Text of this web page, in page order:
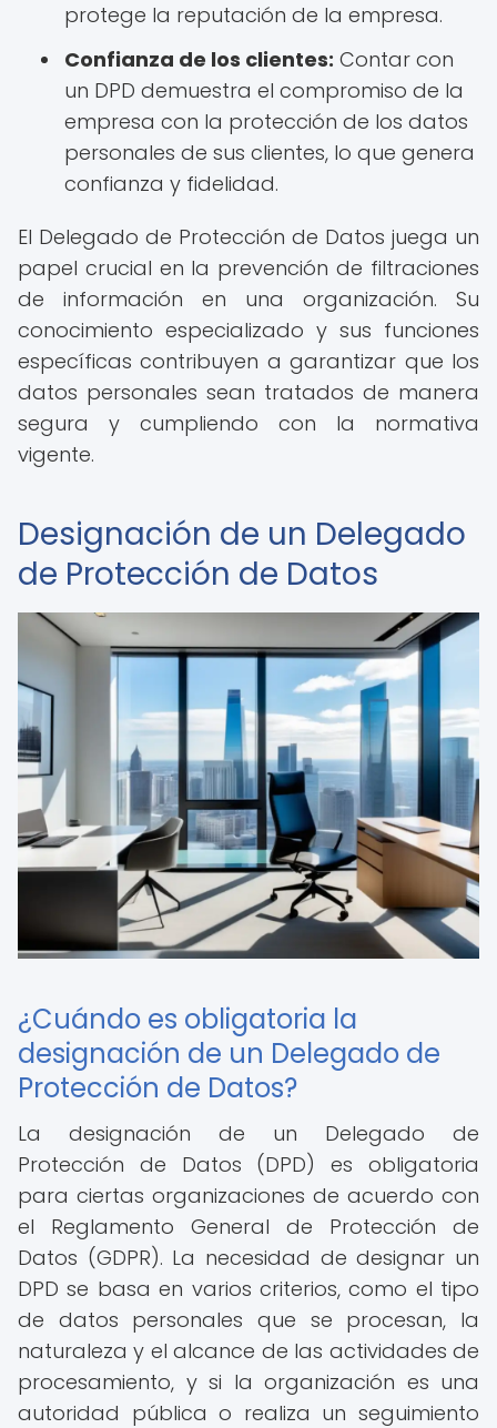
protege la reputación de la empresa.
Confianza de los clientes: Contar con
un DPD demuestra el compromiso de la
empresa con la protección de los datos
personales de sus clientes, lo que genera
confianza y fidelidad.
El Delegado de Protección de Datos juega un
papel crucial en la prevención de filtraciones
de información en una organización. Su
conocimiento especializado y sus funciones
específicas contribuyen a garantizar que los
datos personales sean tratados de manera
segura y cumpliendo con la normativa
vigente.
Designación de un Delegado
de Protección de Datos
¿Cuándo es obligatoria la
designación de un Delegado de
Protección de Datos?
La designación de un Delegado de
Protección de Datos (DPD) es obligatoria
para ciertas organizaciones de acuerdo con
el Reglamento General de Protección de
Datos (GDPR). La necesidad de designar un
DPD se basa en varios criterios, como el tipo
de datos personales que se procesan, la
naturaleza y el alcance de las actividades de
procesamiento, y si la organización es una
autoridad pública o realiza un seguimiento